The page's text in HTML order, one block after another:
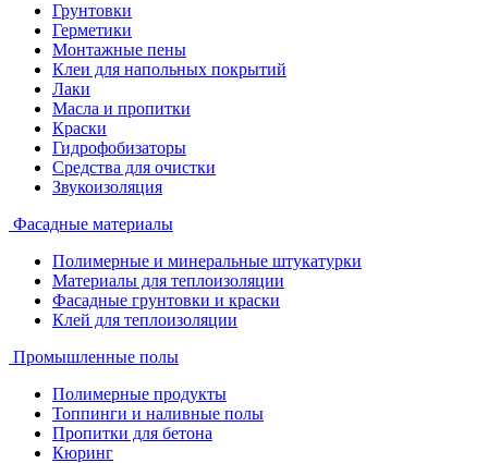
Грунтовки
Герметики
Монтажные пены
Клеи для напольных покрытий
Лаки
Масла и пропитки
Краски
Гидрофобизаторы
Средства для очистки
Звукоизоляция
Фасадные материалы
Полимерные и минеральные штукатурки
Материалы для теплоизоляции
Фасадные грунтовки и краски
Клей для теплоизоляции
Промышленные полы
Полимерные продукты
Топпинги и наливные полы
Пропитки для бетона
Кюринг